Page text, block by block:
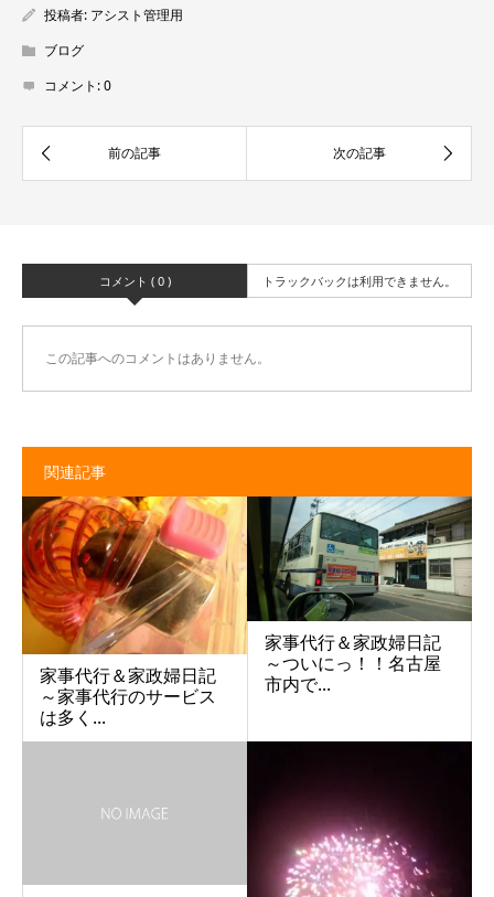
投稿者: アシスト管理用
ブログ
コメント:0
コメント ( 0 ) トラックバックは利用できません。
この記事へのコメントはありません。
関連記事
家事代行＆家政婦日記
～家事代行のサービス
は多く...
家事代行＆家政婦日記
～ついにっ！！名古屋
市内で...